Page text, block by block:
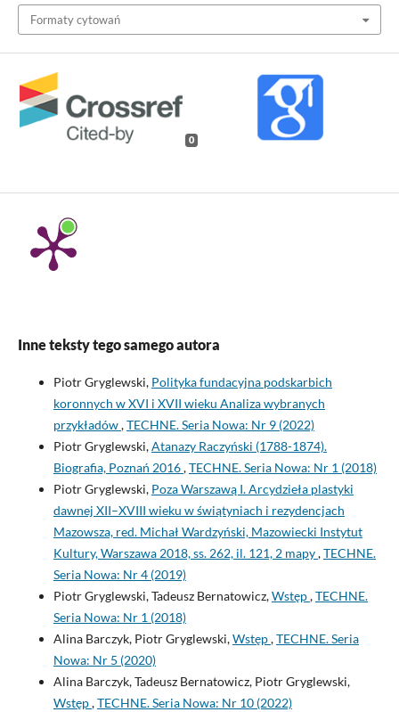
Formaty cytowań
0
Inne teksty tego samego autora
Piotr Gryglewski, Polityka fundacyjna podskarbich
koronnych w XVI i XVII wieku Analiza wybranych
przykładów,TECHNE. Seria Nowa: Nr 9 (2022)
Piotr Gryglewski,Atanazy Raczyński (1788-1874).
Biografia, Poznań 2016,TECHNE. Seria Nowa: Nr 1 (2018)
Piotr Gryglewski, Poza Warszawą I. Arcydzieła plastyki
dawnej XII–XVIII wieku w świątyniach i rezydencjach
Mazowsza, red. Michał Wardzyński, Mazowiecki Instytut
Kultury, Warszawa 2018, ss. 262, il. 121, 2 mapy,TECHNE.
Seria Nowa: Nr 4 (2019)
Piotr Gryglewski, Tadeusz Bernatowicz,Wstęp,TECHNE.
Seria Nowa: Nr 1 (2018)
Alina Barczyk, Piotr Gryglewski,Wstęp,TECHNE. Seria
Nowa: Nr 5 (2020)
Alina Barczyk, Tadeusz Bernatowicz, Piotr Gryglewski,
Wstęp,TECHNE. Seria Nowa: Nr 10 (2022)